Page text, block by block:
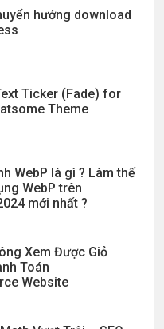
hướng download
Ticker (Fade) for
Theme
WebP là gì ? Làm thế
WebP trên
mới nhất ?
Xem Được Giỏ
Toán
Website